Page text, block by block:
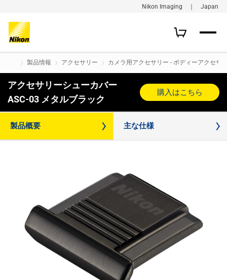
Nikon Imaging ｜ Japan
製品情報 アクセサリー カメラ用アクセサリー - ボディーアクセサ
アクセサリーシューカバー
ASC-03 メタルブラック
購入はこちら
製品概要 主な仕様